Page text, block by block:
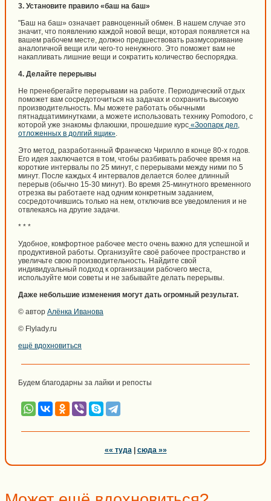
3. Установите правило «баш на баш»
"Баш на баш» означает равноценный обмен. В нашем случае это
значит, что появлению каждой новой вещи, которая появляется на
вашем рабочем месте, должно предшествовать размусоривание
аналогичной вещи или чего-то ненужного. Это поможет вам не
накапливать лишние вещи и сократить количество беспорядка.
4. Делайте перерывы
Не пренебрегайте перерывами на работе. Периодический отдых
поможет вам сосредоточиться на задачах и сохранить высокую
производительность. Мы можете работать обычными
пятнадцатиминутками, а можете использовать технику Pomodoro, с
которой уже знакомы флаюшки, прошедшие курс «Зоопарк дел,
отложенных в долгий ящик»
Это метод, разработанный Франческо Чирилло в конце 80-х годов.
Его идея заключается в том, чтобы разбивать рабочее время на
короткие интервалы по 25 минут, с перерывами между ними по 5
минут. После каждых 4 интервалов делается более длинный
перерыв (обычно 15-30 минут). Во время 25-минутного временного
отрезка вы работаете над одним конкретным заданием,
сосредоточившись только на нем, отключив все уведомления и не
отвлекаясь на другие задачи.
* * *
Удобное, комфортное рабочее место очень важно для успешной и
продуктивной работы. Организуйте своё рабочее пространство и
увеличьте свою производительность. Найдите свой
индивидуальный подход к организации рабочего места,
используйте мои советы и не забывайте делать перерывы.
Даже небольшие изменения могут дать огромный результат.
© автор Алёнка Иванова
© Flylady.ru
ещё вдохновиться
Будем благодарны за лайки и репосты
«« туда | сюда »»